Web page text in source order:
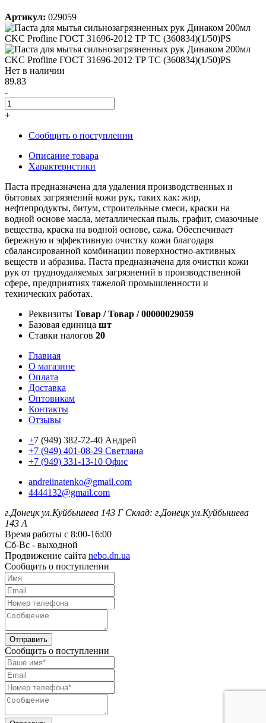
Артикул: 029059
Нет в наличии
89.83
-
+
Сообщить о поступлении
Описание товара
Характеристики
Паста предназначена для удаления производственных и
бытовых загрязнений кожи рук, таких как: жир,
нефтепродукты, битум, строительные смеси, краски на
водной основе масла, металлическая пыль, графит, смазочные
вещества, краска на водной основе, сажа. Обеспечивает
бережную и эффективную очистку кожи благодаря
сбалансированной комбинации поверхностно-активных
веществ и абразива. Паста предназначена для очистки кожи
рук от трудноудаляемых загрязнений в производственной
сфере, предприятиях тяжелой промышленности и
технических работах.
Реквизиты Товар / Товар / 00000029059
Базовая единица шт
Ставки налогов 20
Главная
О магазине
Оплата
Доставка
Оптовикам
Контакты
Отзывы
+7 (949) 382-72-40 Андрей
+7 (949) 401-08-29 Светлана
+7 (949) 331-13-10 Офис
andreiinatenko@gmail.com
4444132@gmail.com
г.Донецк ул.Куйбышева 143 Г Склад: г.Донецк ул.Куйбышева
143 А
Время работы с 8:00-16:00
Сб-Вс - выходной
Продвижение сайта nebo.dn.ua
Сообщить о поступлении
Отправить
Сообщить о поступлении